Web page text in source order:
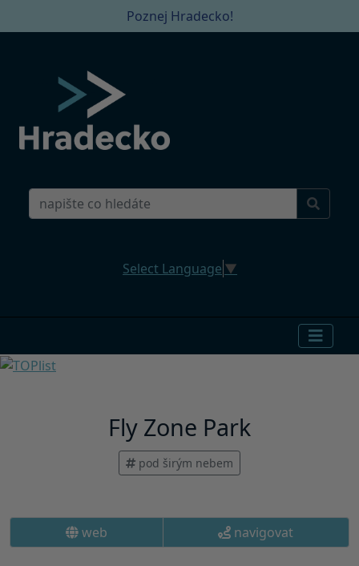
Poznej Hradecko!
Select Language ▼
Fly Zone Park
pod širým nebem
web navigovat